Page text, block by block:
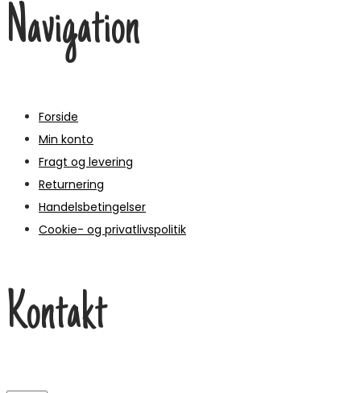
Navigation
Forside
Min konto
Fragt og levering
Returnering
Handelsbetingelser
Cookie- og privatlivspolitik
Kontakt